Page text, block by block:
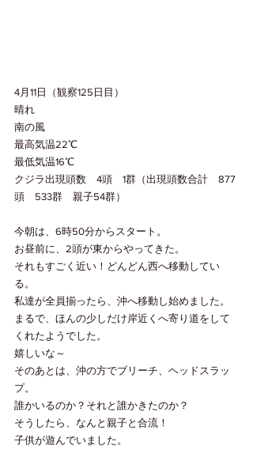
4月11日（観察125日目）
晴れ
南の風
最高気温22℃
最低気温16℃
クジラ出現頭数　4頭　1群（出現頭数合計　877
頭　533群　親子54群）
今朝は、6時50分からスタート。
お昼前に、2頭が東からやってきた。
それもすごく近い！どんどん西へ移動してい
る。
私達が全員揃ったら、沖へ移動し始めました。
まるで、ほんの少しだけ岸近くへ寄り道をして
くれたようでした。
嬉しいな～
そのあとは、沖の方でブリーチ、ヘッドスラッ
プ。
誰かいるのか？それと誰かきたのか？
そうしたら、なんと親子と合流！
子供が遊んでいました。